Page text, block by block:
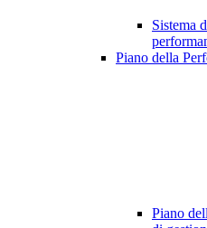
Sistema
Piano della
Piano